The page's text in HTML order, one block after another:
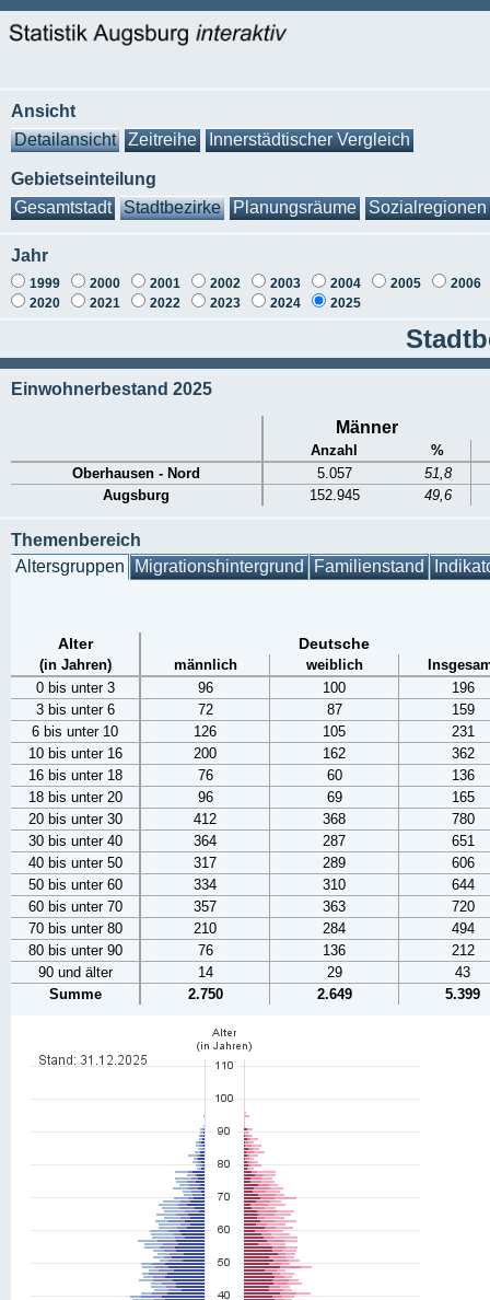
Ansicht
Detailansicht
Zeitreihe Innerstädtischer Vergleich
Gebietseinteilung
Gesamtstadt
Stadtbezirke Planungsräume Sozialregionen
Jahr
1999 2000 2001 2002 2003 2004 2005
2006
2020
2021 2022 2023 2024 2025
Einwohnerbestand 2025
Männer
Anzahl
%
Oberhausen - Nord
5.057
51,8
Augsburg
152.945 49,6
Themenbereich
Altersgruppen Migrationshintergrund Familienstand
Alter Deutsche
(in Jahren) männlich weiblich
0 bis unter 3
96 100
196
3 bis unter 6
72 87
159
6 bis unter 10
126 105
231
10 bis unter 16
200 162
362
16 bis unter 18
76 60
136
18 bis unter 20
96 69
165
20 bis unter 30
412 368
780
30 bis unter 40
364 287
651
40 bis unter 50
317 289
606
50 bis unter 60
334 310
644
60 bis unter 70
357 363
720
70 bis unter 80
210 284
494
80 bis unter 90
76 136
212
90 und älter
14 29
43
Summe
2.750 2.649 5.399